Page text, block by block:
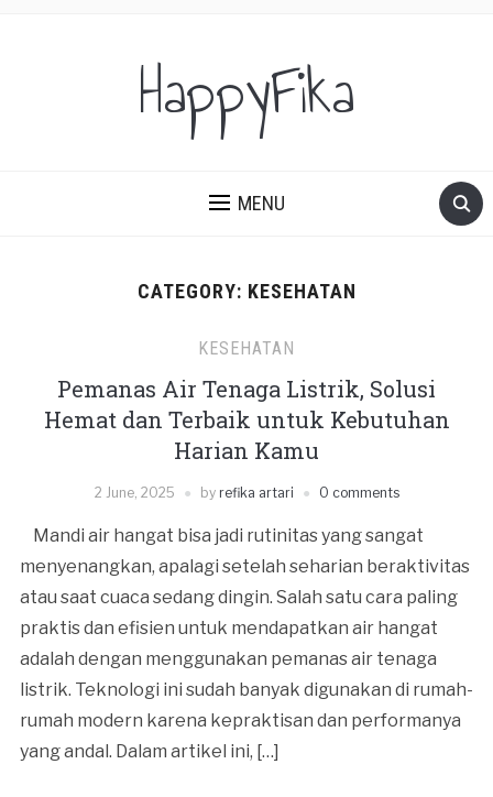
HappyFika
MENU
CATEGORY: KESEHATAN
KESEHATAN
Pemanas Air Tenaga Listrik, Solusi
Hemat dan Terbaik untuk Kebutuhan
Harian Kamu
2 June, 2025 by refika artari 0 comments
Mandi air hangat bisa jadi rutinitas yang sangat
menyenangkan, apalagi setelah seharian beraktivitas
atau saat cuaca sedang dingin. Salah satu cara paling
praktis dan efisien untuk mendapatkan air hangat
adalah dengan menggunakan pemanas air tenaga
listrik. Teknologi ini sudah banyak digunakan di rumah-
rumah modern karena kepraktisan dan performanya
yang andal. Dalam artikel ini, […]